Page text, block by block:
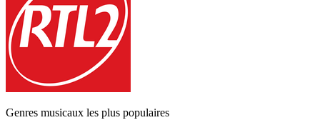
Genres musicaux les plus populaires